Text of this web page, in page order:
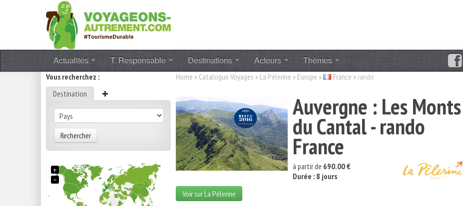
Actualités T. Responsable Destinations Acteurs Thèmes
Vous recherchez :
Destination
Rechercher
+
−
Home » Catalogue Voyages » La Pèlerine » Europe » France » rando
Auvergne : Les Monts
du Cantal - rando
France
à partir de 690.00 €
Durée : 8 jours
Voir sur La Pèlerine